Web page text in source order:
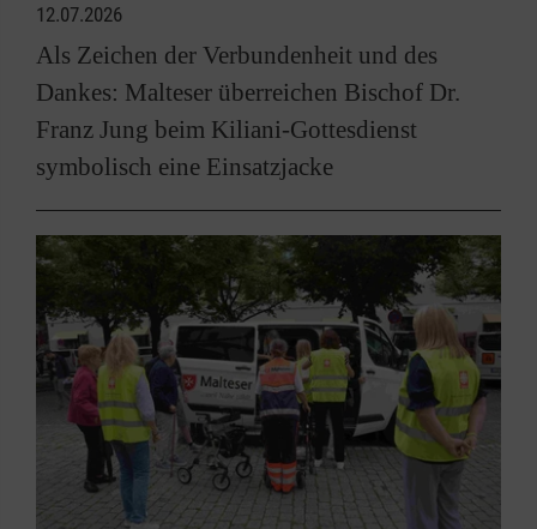
12.07.2026
Als Zeichen der Verbundenheit und des
Dankes: Malteser überreichen Bischof Dr.
Franz Jung beim Kiliani-Gottesdienst
symbolisch eine Einsatzjacke